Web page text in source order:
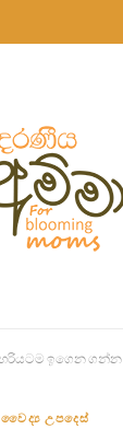
හරියටම ඉගෙන ගන්න
වෛද්‍ය උපදෙස්